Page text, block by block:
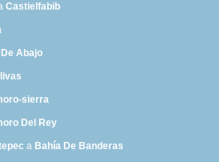
Castielfabib
Abajo
sierra
Del Rey
a Bahía De Banderas